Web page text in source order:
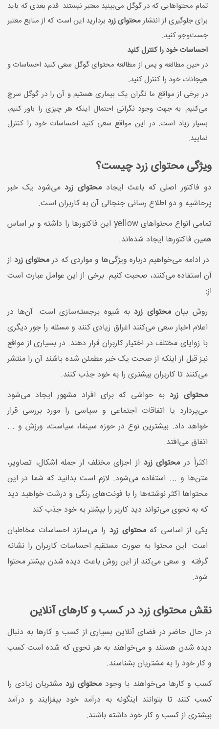
تمام محتواهایی که در گوگل می‌بینید معتبر نیستند. قدم بعدی که باید
برای جلوگیری از انتشارمحتوای زرد بردارید این است که از منابع معتبر
جست‌وجو کنید.
احساسات خود را کنترل کنید
در حین مطالعه و پس از مطالعه محتوای گوگل سعی کنید احساسات و
هیجانات خود را کنترل کنید.
در برخی از مواقع ما نگران یک بیماری هستیم و آن را در گوگل سرچ
می‌کنیم. به جهت وجود نگرانی احتمال اینکه هر چیزی را باور کنیم،
بسیار زیاد است. در این مواقع سعی کنید احساسات خود را کنترل
نمایید.
ویژگی محتوای زرد چیست؟
دو فاکتور اصلی که باعث ایجاد محتوای زردمی‌شود یک خبر
پرحاشیه و دو اطلاع رسانی جنجالی آن به کاربران است‌.
تمامی انواع محتواهای yellow این فاکتورها را داشته و بر اساس
همین فاکتورها ایجاد شده‌اند.
در ادامه می‌خواهیم درباره ویژگی‌ها و مواردی که درمحتوای زرد از
آن استفاده می‌کنند، صحبت کنیم. برخی از این عوامل عبارت است
از:
روش بیانمحتوای زردبه شیوه برجسته‌سازی است. آن‌ها در
اعلام اخبار سعی می‌کنند اغراق زیادی کنند و مسئله را جور دیگری
با زوایای مختلف در اختیار کاربران قرار دهند. در بسیاری از مواقع
نیز قبل از اینکه از صحت یک خبر مطمئن شده باشند آن را منتشر
می‌کنند تا کاربران بیشتری را به خود جذب کنند.
محتوای زردبه حواشی که برای افراد مشهور ایجاد می‌شود
می‌پردازد یا اتفاقات اجتماعی و سیاسی را مورد بررسی قرار
خواهد داد. بیشترین نوع در حوزه سینما، سیاست، ورزش و ...
اتفاق می‌افتد.
اکثراً در محتوای زرد از اجزای مختلف از جمله اشکال، تصاویر،
متن‌ها و ... استفاده می‌شود. لازم است بدانید که شما در این
محتواها اکثر نوشته‌ها را با فونت‌های رنگی و درشت خواهید دید
که به نحوی می‌تواند دید کاربر را بیشتر به خود جذب کند.
یکی از اساسی کهمحتوای زرد را می‌سازد احساسات مخاطبان
است. این محتوا به صورت مستقیم احساسات کاربران را نشانه
گرفته و سعی می‌کند از این روش باعث دیده شدن بیشتر محتوا
شود.
نقش محتوای زرد در کسب و کارهای آنلاین
در حال حاضر در فضای آنلاین بسیاری از کسب و کارها به دنبال
دیده شدن هستند و می‌خواهند به هر نحوی که شده است کسب
و کار خود را به مشتریان بشناسند.
کسب و کارها می‌خواهند با وجودمحتوای زردمشتریان زیادی را
کسب کنند تا بتوانند اینگونه به درآمد خود بیفزایند و درآمد
بیشتری از کسب و کار خود داشته باشند.